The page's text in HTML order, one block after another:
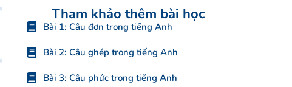
Tham khảo thêm bài học
Bài 1: Câu đơn trong tiếng Anh
Bài 2: Câu ghép trong tiếng Anh
Bài 3: Câu phức trong tiếng Anh